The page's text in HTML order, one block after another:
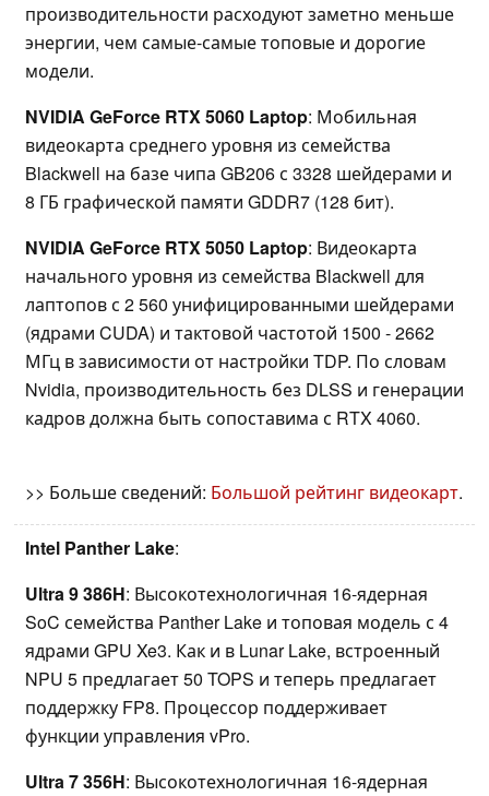
производительности расходуют заметно меньше
энергии, чем самые-самые топовые и дорогие
модели.
NVIDIA GeForce RTX 5060 Laptop: Мобильная
видеокарта среднего уровня из семейства
Blackwell на базе чипа GB206 с 3328 шейдерами и
8 ГБ графической памяти GDDR7 (128 бит).
NVIDIA GeForce RTX 5050 Laptop: Видеокарта
начального уровня из семейства Blackwell для
лаптопов с 2 560 унифицированными шейдерами
(ядрами CUDA) и тактовой частотой 1500 - 2662
МГц в зависимости от настройки TDP. По словам
Nvidia, производительность без DLSS и генерации
кадров должна быть сопоставима с RTX 4060.
>> Больше сведений: Большой рейтинг видеокарт.
Intel Panther Lake:
Ultra 9 386H: Высокотехнологичная 16-ядерная
SoC семейства Panther Lake и топовая модель с 4
ядрами GPU Xe3. Как и в Lunar Lake, встроенный
NPU 5 предлагает 50 TOPS и теперь предлагает
поддержку FP8. Процессор поддерживает
функции управления vPro.
Ultra 7 356H: Высокотехнологичная 16-ядерная